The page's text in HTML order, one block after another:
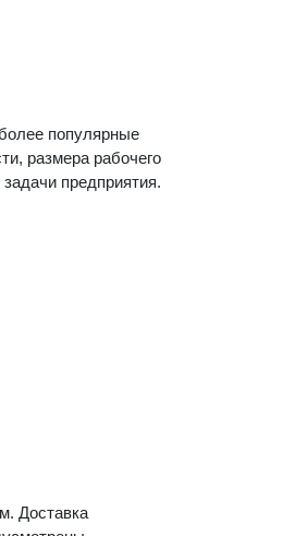
популярные
размера рабочего
предприятия.
Доставка